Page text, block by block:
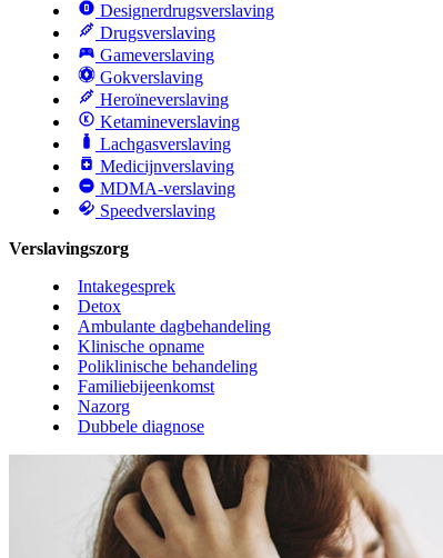
Designerdrugsverslaving
Drugsverslaving
Gameverslaving
Gokverslaving
Heroïneverslaving
Ketamineverslaving
Lachgasverslaving
Medicijnverslaving
MDMA-verslaving
Speedverslaving
Verslavingszorg
Intakegesprek
Detox
Ambulante dagbehandeling
Klinische opname
Poliklinische behandeling
Familiebijeenkomst
Nazorg
Dubbele diagnose